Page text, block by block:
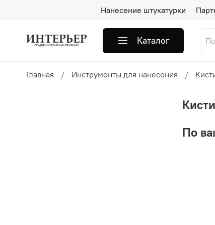
Нанесение штукатурки
Каталог
Главная Инструменты для нанесения
По